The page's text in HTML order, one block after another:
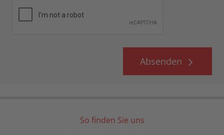
Absenden
So finden Sie uns